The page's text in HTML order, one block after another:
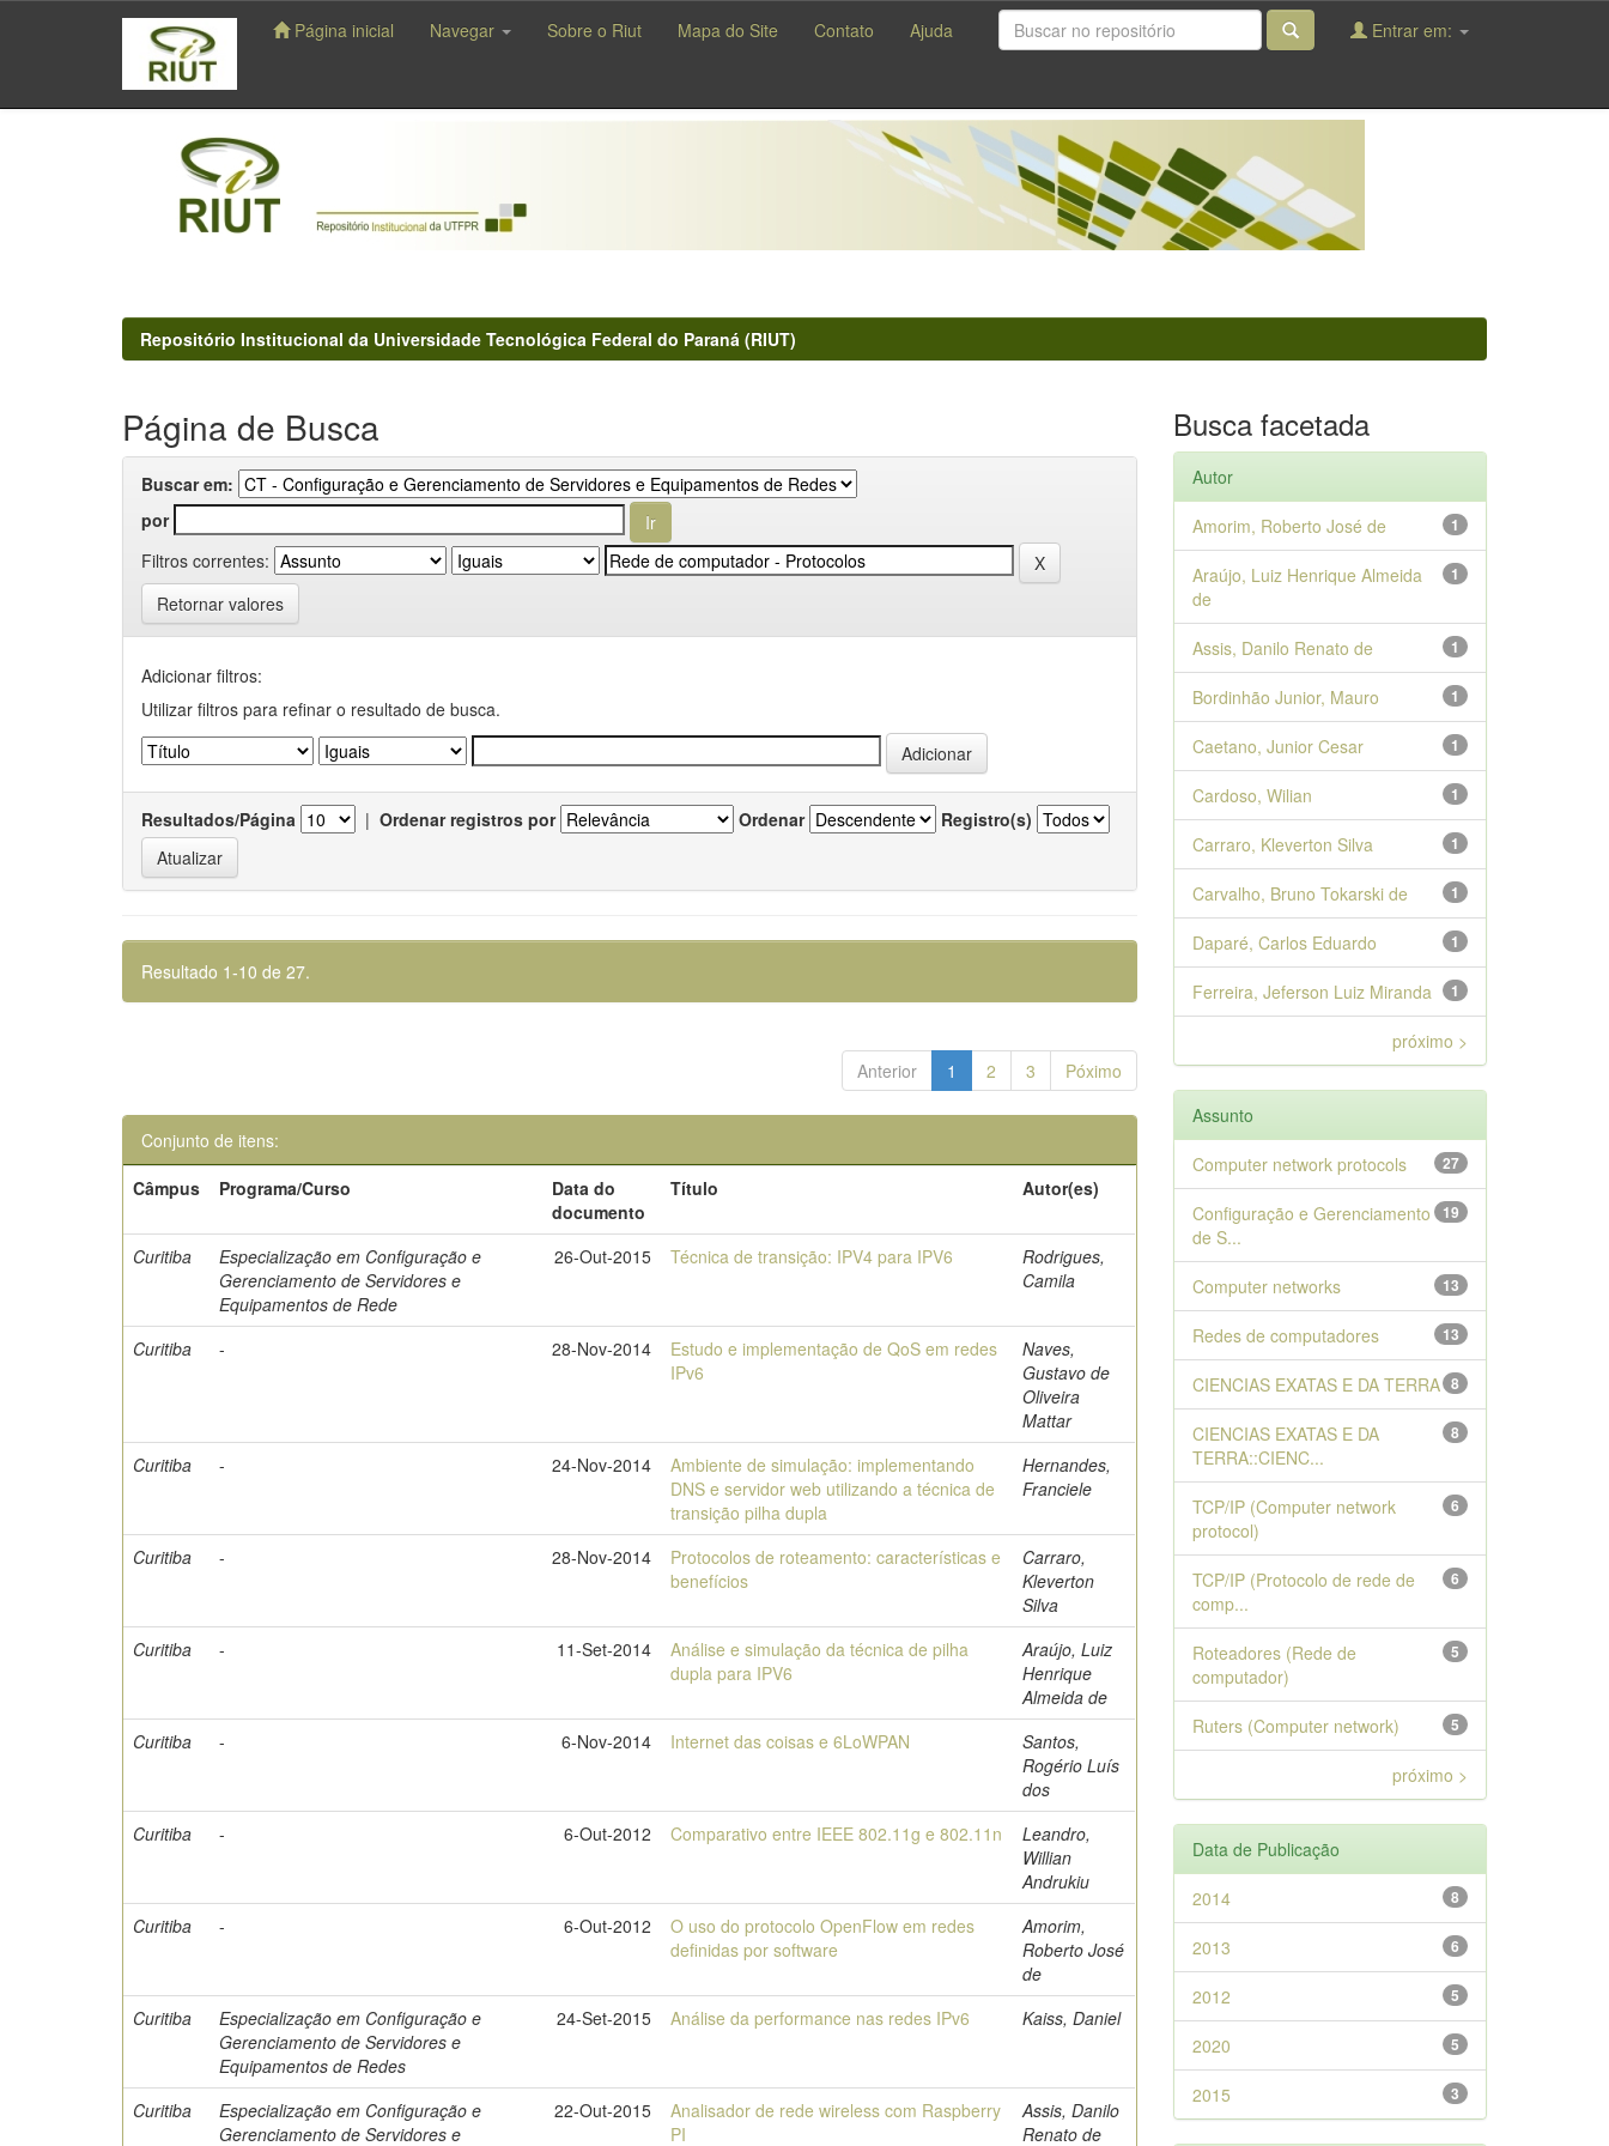
navigation
Página inicial Navegar Sobre o Riut Mapa do Site Contato Ajuda Entrar em:
Repositório Institucional da Universidade Tecnológica Federal do Paraná (RIUT)
Página de Busca
Buscar em:
por
Filtros correntes:
Retornar valores
Adicionar filtros:
Utilizar filtros para refinar o resultado de busca.
Resultados/Página | Ordenar registros por Ordenar Registro(s)
Resultado 1-10 de 27.
Anterior 1 2 3 Póximo
Conjunto de itens:
Câmpus
Programa/Curso
Data do
documento
Título Autor(es)
Curitiba
Especialização em Configuração e
Gerenciamento de Servidores e
Equipamentos de Rede
26-Out-2015 Técnica de transição: IPV4 para IPV6
Rodrigues,
Camila
Curitiba - 28-Nov-2014
Estudo e implementação de QoS em redes
IPv6
Naves,
Gustavo de
Oliveira
Mattar
Curitiba
- 24-Nov-2014
Ambiente de simulação: implementando
DNS e servidor web utilizando a técnica de
transição pilha dupla
Hernandes,
Franciele
Curitiba - 28-Nov-2014
Protocolos de roteamento: características e
benefícios
Carraro,
Kleverton
Silva
Curitiba
- 11-Set-2014
Análise e simulação da técnica de pilha
dupla para IPV6
Araújo, Luiz
Henrique
Almeida de
Curitiba
- 6-Nov-2014 Internet das coisas e 6LoWPAN
Santos,
Rogério Luís
dos
Curitiba
- 6-Out-2012 Comparativo entre IEEE 802.11g e 802.11n
Leandro,
Willian
Andrukiu
Curitiba
- 6-Out-2012
O uso do protocolo OpenFlow em redes
definidas por software
Amorim,
Roberto José
de
Curitiba
Especialização em Configuração e
Gerenciamento de Servidores e
Equipamentos de Redes
24-Set-2015 Análise da performance nas redes IPv6 Kaiss, Daniel
Curitiba
Especialização em Configuração e
Gerenciamento de Servidores e
22-Out-2015
Analisador de rede wireless com Raspberry
PI
Assis, Danilo
Renato de
Busca facetada
Autor
1
Amorim, Roberto José de
1
Araújo, Luiz Henrique Almeida
de
1
Assis, Danilo Renato de
1
Bordinhão Junior, Mauro
1
Caetano, Junior Cesar
1
Cardoso, Wilian
1
Carraro, Kleverton Silva
1
Carvalho, Bruno Tokarski de
1
Daparé, Carlos Eduardo
1
Ferreira, Jeferson Luiz Miranda
próximo >
Assunto
27
Computer network protocols
19
Configuração e Gerenciamento
de S...
13
Computer networks
13
Redes de computadores
8
CIENCIAS EXATAS E DA TERRA
8
CIENCIAS EXATAS E DA
TERRA::CIENC...
6
TCP/IP (Computer network
protocol)
6
TCP/IP (Protocolo de rede de
comp...
5
Roteadores (Rede de
computador)
5
Ruters (Computer network)
próximo >
Data de Publicação
8
2014
6
2013
5
2012
5
2020
3
2015